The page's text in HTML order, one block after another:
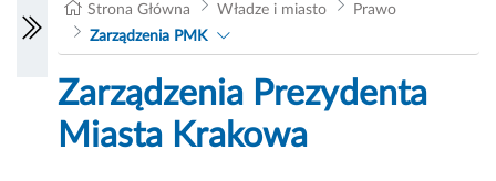
Strona Główna Władze i miasto
Prawo
Zarządzenia PMK
Zarządzenia Prezydenta
Miasta Krakowa